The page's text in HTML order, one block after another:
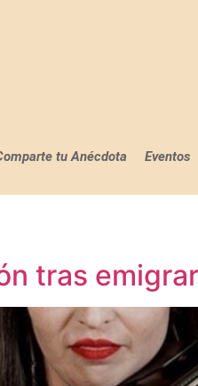
tu Anécdota Eventos
tras